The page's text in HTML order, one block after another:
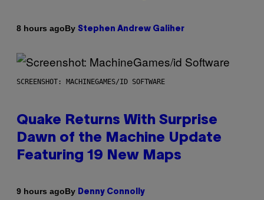
8 hours agoBy Stephen Andrew Galiher
SCREENSHOT: MACHINEGAMES/ID SOFTWARE
Quake Returns With Surprise
Dawn of the Machine Update
Featuring 19 New Maps
9 hours agoBy Denny Connolly